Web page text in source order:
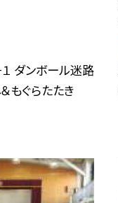
ダンボール迷路
もぐらたたき